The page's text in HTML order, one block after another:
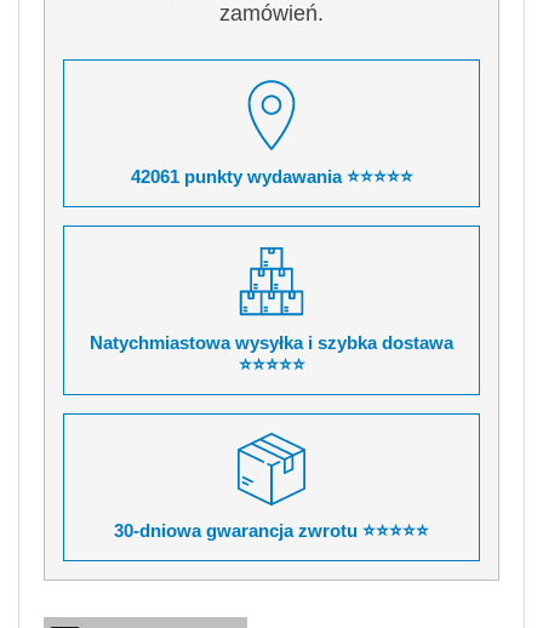
zamówień.
42061 punkty wydawania ⭐⭐⭐⭐⭐
Natychmiastowa wysyłka i szybka dostawa
⭐⭐⭐⭐⭐
30-dniowa gwarancja zwrotu ⭐⭐⭐⭐⭐